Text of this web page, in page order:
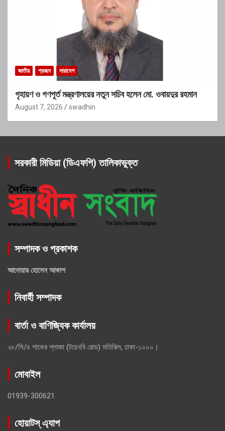
জাতীয় প্রচ্ছদ সারাদেশ
গৃহায়ণ ও গণপূর্ত মন্ত্রণালয়ের নতুন সচিব হলেন মো. ওবায়দুর রহমান
August 7, 2026 swadhin
সরকারী মিডিয়া (ডিএফপি) তালিকাভুক্ত
সম্পাদক ও প্রকাশক
আনোয়ার হোসেন আকাশ
নিবার্হী সম্পাদক
বার্তা ও বাণিজ্যিক কার্যালয়
২৮/সি/৪ শাকের প্লাজা (টয়েনবি রোড) মতিঝিল, ঢাকা-১০০০।
মোবাইল
01939-300621
হোয়াটস্ এ্যাপ